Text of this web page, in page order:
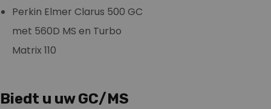
Perkin Elmer Clarus 500 GC
met 560D MS en Turbo
Matrix 110
Biedt u uw GC/MS